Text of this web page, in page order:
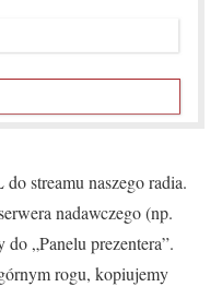
streamu naszego radia.
nadawczego (np.
„Panelu prezentera”.
rogu, kopiujemy